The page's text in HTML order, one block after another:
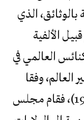
بالوثائق، الذي
الألفية
العالمي في
العالم، وفقا
لقرار مجمع الفاتيكان الثاني (1965)، فقام مجلس